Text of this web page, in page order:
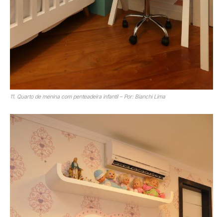
11. Quarto de menina com penteadeira infantil – Por: Bianchi Lima